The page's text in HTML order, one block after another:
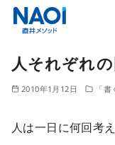
人それぞれ
2010年1月12日 「
人は一日に何回考